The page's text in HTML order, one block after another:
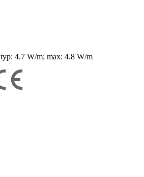
typ: 4.7 W/m; max: 4.8 W/m